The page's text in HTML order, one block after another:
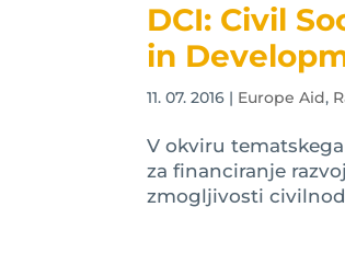
DCI: Civil
in
11. 07. 2016 | Europe Aid,
V okviru
za financiranje
zmogljivosti